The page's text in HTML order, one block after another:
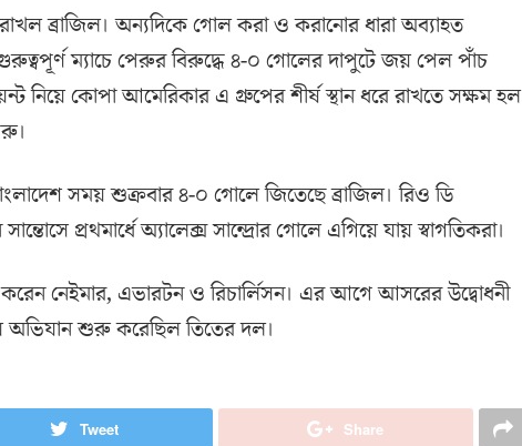
ব্রাজিল। অন্যদিকে গোল করা ও করানোর ধারা অব্যাহত
গুরুত্বপূর্ণ ম্যাচে পেরুর বিরুদ্ধে ৪-০ গোলের দাপুটে জয় পেল পাঁচ
নিয়ে কোপা আমেরিকার এ গ্রুপের শীর্ষ স্থান ধরে রাখতে সক্ষম হল
সময় শুক্রবার ৪-০ গোলে জিতেছে ব্রাজিল। রিও ডি
প্রথমার্ধে অ্যালেক্স সান্দ্রোর গোলে এগিয়ে যায় স্বাগতিকরা।
নেইমার, এভারটন ও রিচার্লিসন। এর আগে আসরের উদ্বোধনী
অভিযান শুরু করেছিল তিতের দল।
Tweet Share